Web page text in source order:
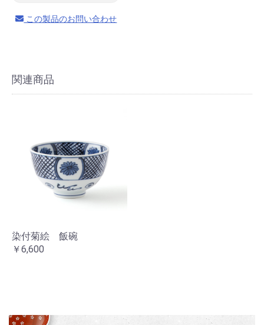
お買い物を続ける
この製品のお問い合わせ
関連商品
染付菊絵 飯碗
￥6,600